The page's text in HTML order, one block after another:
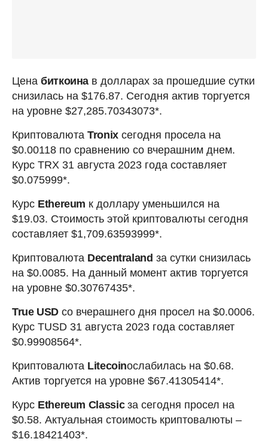
Цена биткоина в долларах за прошедшие сутки
снизилась на $176.87. Сегодня актив торгуется
на уровне $27,285.70343073*.
Криптовалюта Tronixсегодня просела на
$0.00118 по сравнению со вчерашним днем.
Курс TRX 31 августа 2023 года составляет
$0.075999*.
Курс Ethereum к доллару уменьшился на
$19.03. Стоимость этой криптовалюты сегодня
составляет $1,709.63593999*.
Криптовалюта Decentraland за сутки снизилась
на $0.0085. На данный момент актив торгуется
на уровне $0.30767435*.
True USD со вчерашнего дня просел на $0.0006.
Курс TUSD 31 августа 2023 года составляет
$0.99908564*.
Криптовалюта Litecoinослабилась на $0.68.
Актив торгуется на уровне $67.41305414*.
Курс Ethereum Classicза сегодня просел на
$0.58. Актуальная стоимость криптовалюты –
$16.18421403*.